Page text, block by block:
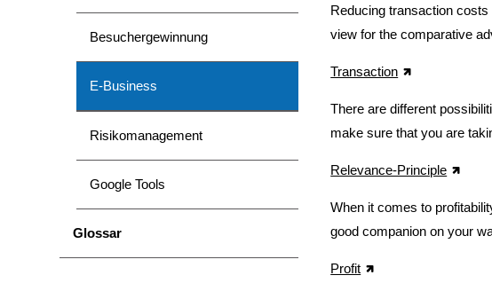
Besuchergewinnung
E-Business
Risikomanagement
Google Tools
Glossar
Reducing transaction
view for the comparative
Transaction
There are different
make sure that you are
Relevance-Principle
When it comes to
good companion on your
Profit